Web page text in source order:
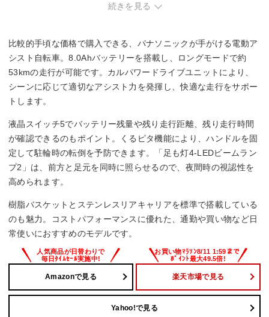
4.5 時間
パワーモード
31 km
エコモード
53 km
続きを見る
比較的手頃な価格で購入できる、パナソニックが手がける電動ア
シスト自転車。8.0Ahバッテリーを搭載し、ロングモードで約
53kmの走行が可能です。カルパワードライブユニットにより、
シーンに応じて適切なアシスト力を発揮し、快適な走行をサポー
トします。
液晶スイッチ5でバッテリー残量や残り走行距離、残り走行時間
が確認できるのもポイント。くるピタ機能により、ハンドルを固
定して駐輪時の転倒を予防できます。「足も灯4-LEDビームラン
プ2」は、前方と足元を同時に照らせるので、夜間時の視認性を
高められます。
樹脂バスケットとステンレスリアキャリアを標準で搭載している
のも魅力。コストパフォーマンスに優れた、通勤や買い物など日
常使いにおすすめのモデルです。
Amazonで見る 楽天市場で見る
Yahoo!で見る